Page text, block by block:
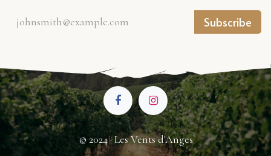
Subscribe
© 2024 · Les Vents d'Anges